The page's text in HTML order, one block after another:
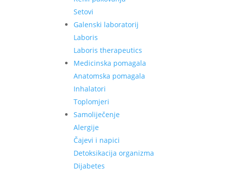
Setovi
Galenski laboratorij
Laboris
Laboris therapeutics
Medicinska pomagala
Anatomska pomagala
Inhalatori
Toplomjeri
Samoliječenje
Alergije
Čajevi i napici
Detoksikacija organizma
Dijabetes